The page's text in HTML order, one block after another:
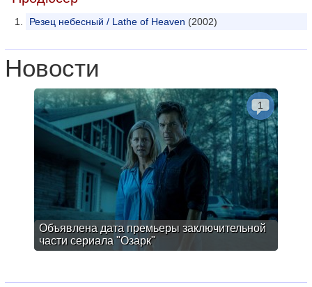
Резец небесный / Lathe of Heaven (2002)
Новости
Объявлена дата премьеры заключительной
части сериала "Озарк"
1